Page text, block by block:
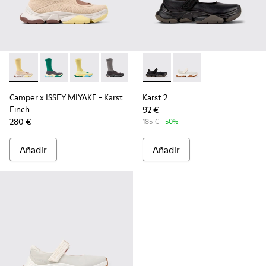
Camper x ISSEY MIYAKE - Karst Finch - K101115-005 -
Camper x ISSEY MIYAKE - Karst Finch - K101115-
Camper x ISSEY MIYAKE - Karst Finch -
Camper x ISSEY MIYAKE - Karst
Camper x ISSEY MIYAKE - Karst
Finch
280 €
Añadir
Karst 2 - K101071-001 -
Karst 2 - K101071-
Karst 2
92 €
185 € -50%
Añadir